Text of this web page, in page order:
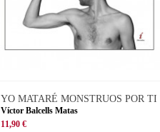
YO MATARÉ MONSTRUOS POR TI
Víctor Balcells Matas
11,90 €